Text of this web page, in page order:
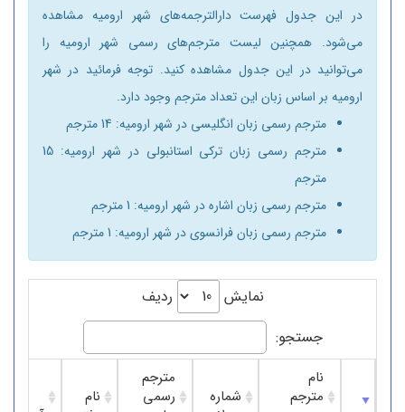
در این جدول فهرست دارالترجمه‌های شهر ارومیه مشاهده
می‌شود. همچنین لیست مترجم‌های رسمی شهر ارومیه را
می‌توانید در این جدول مشاهده کنید. توجه فرمائید در شهر
ارومیه بر اساس زبان این تعداد مترجم وجود دارد.
مترجم رسمی زبان انگلیسی در شهر ارومیه: 14 مترجم
مترجم رسمی زبان ترکی استانبولی در شهر ارومیه: 15
مترجم
مترجم رسمی زبان اشاره در شهر ارومیه: 1 مترجم
مترجم رسمی زبان فرانسوی در شهر ارومیه: 1 مترجم
نمایش
ردیف
جستجو:
نام
مترجم
شماره
مترجم
رسمی
نام